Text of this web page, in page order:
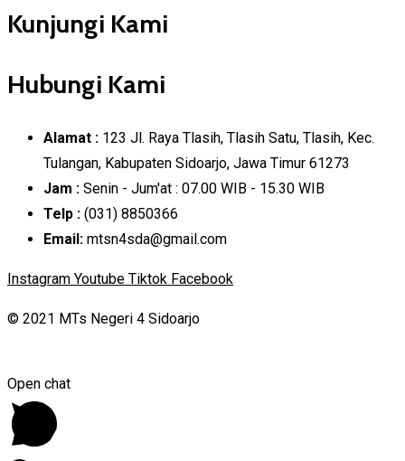
Kunjungi Kami
Hubungi Kami
Alamat : 123 Jl. Raya Tlasih, Tlasih Satu, Tlasih, Kec.
Tulangan, Kabupaten Sidoarjo, Jawa Timur 61273
Jam : Senin - Jum'at : 07.00 WIB - 15.30 WIB
Telp : (031) 8850366
Email: mtsn4sda@gmail.com
Instagram Youtube Tiktok Facebook
© 2021 MTs Negeri 4 Sidoarjo
Open chat